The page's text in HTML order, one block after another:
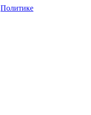
Политике